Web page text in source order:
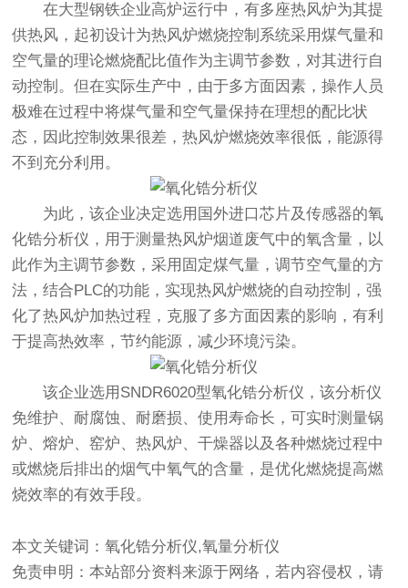
在大型钢铁企业高炉运行中，有多座热风炉为其提
供热风，起初设计为热风炉燃烧控制系统采用煤气量和
空气量的理论燃烧配比值作为主调节参数，对其进行自
动控制。但在实际生产中，由于多方面因素，操作人员
极难在过程中将煤气量和空气量保持在理想的配比状
态，因此控制效果很差，热风炉燃烧效率很低，能源得
不到充分利用。
为此，该企业决定选用国外进口芯片及传感器的氧
化锆分析仪，用于测量热风炉烟道废气中的氧含量，以
此作为主调节参数，采用固定煤气量，调节空气量的方
法，结合PLC的功能，实现热风炉燃烧的自动控制，强
化了热风炉加热过程，克服了多方面因素的影响，有利
于提高热效率，节约能源，减少环境污染。
该企业选用SNDR6020型氧化锆分析仪，该分析仪
免维护、耐腐蚀、耐磨损、使用寿命长，可实时测量锅
炉、熔炉、窑炉、热风炉、干燥器以及各种燃烧过程中
或燃烧后排出的烟气中氧气的含量，是优化燃烧提高燃
烧效率的有效手段。
本文关键词：氧化锆分析仪,氧量分析仪
免责申明：本站部分资料来源于网络，若内容侵权，请